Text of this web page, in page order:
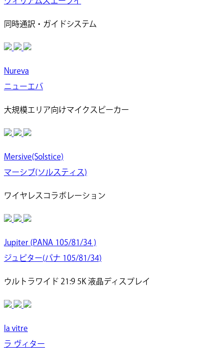
同時通訳・ガイドシステム
Nureva
ニューエバ
大規模エリア向けマイクスピーカー
Mersive(Solstice)
マーシブ(ソルスティス)
ワイヤレスコラボレーション
Jupiter (PANA 105/81/34 )
ジュピター(パナ 105/81/34)
ウルトラワイド 21:9 5K 液晶ディスプレイ
la vitre
ラ ヴィター